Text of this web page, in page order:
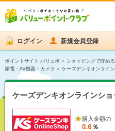
ログイン 新規会員登録
ポイントサイト バリュポ ショッピングで貯める
家電・AV機器・カメラ
ケーズデンキオンライ
ケーズデンキオンラインショ
購入金額の
0.6 ％